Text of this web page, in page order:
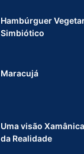
Hambúrguer
Simbiótico
Maracujá
Uma visão
da Realidade